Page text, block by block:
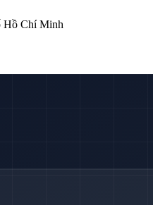
Hồ Chí Minh